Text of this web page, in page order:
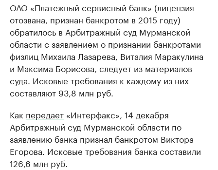
ОАО «Платежный сервисный банк» (лицензия
отозвана, признан банкротом в 2015 году)
обратилось в Арбитражный суд Мурманской
области с заявлением о признании банкротами
физлиц Михаила Лазарева, Виталия Маракулина
и Максима Борисова, следует из материалов
суда. Исковые требования к каждому из них
составляют 93,8 млн руб.
Как передает «Интерфакс», 14 декабря
Арбитражный суд Мурманской области по
заявлению банка признал банкротом Виктора
Егорова. Исковые требования банка составили
126,6 млн руб.